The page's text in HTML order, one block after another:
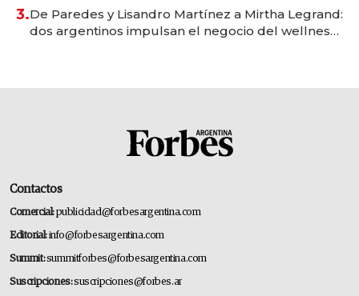
3.De Paredes y Lisandro Martínez a Mirtha Legrand:
dos argentinos impulsan el negocio del wellness
Contactos
Comercial:publicidad@forbesargentina.com
Editorial:info@forbesargentina.com
Summit:summitforbes@forbesargentina.com
Suscripciones:suscripciones@forbes.ar